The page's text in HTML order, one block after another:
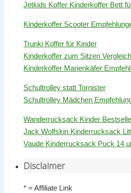
Jetkids Koffer Kinderkoffer Bett
Kinderkoffer Scooter
Trunki Koffer für Kinder
Kinderkoffer zum Sitzen Vergleich
Kinderkoffer Marienkäfer
Schultrolley statt Tornister
Schultrolley Mädchen
Wanderrucksack Kinder
Jack Wolfskin Kinderrucksack
Vaude Kinderrucksack Puck 14
Disclaimer
* = Affiliate Link